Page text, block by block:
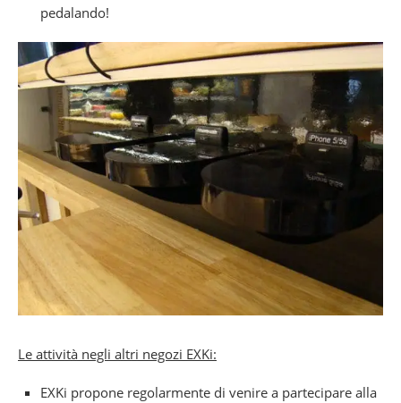
pedalando!
Le attività negli altri negozi EXKi:
EXKi propone regolarmente di venire a partecipare alla